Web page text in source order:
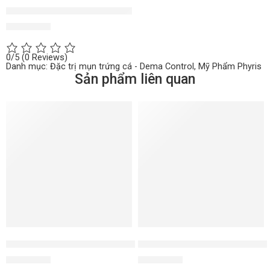
0/5 (0 Reviews)
Danh mục: Đặc trị mụn trứng cá - Dema Control, Mỹ Phẩm Phyris
Sản phẩm liên quan